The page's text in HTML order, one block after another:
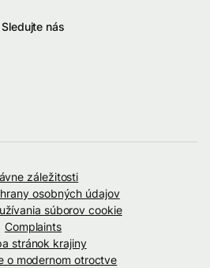
Sledujte nás
záležitosti
osobných údajov
súborov cookie
Complaints
stránok krajiny
o modernom otroctve